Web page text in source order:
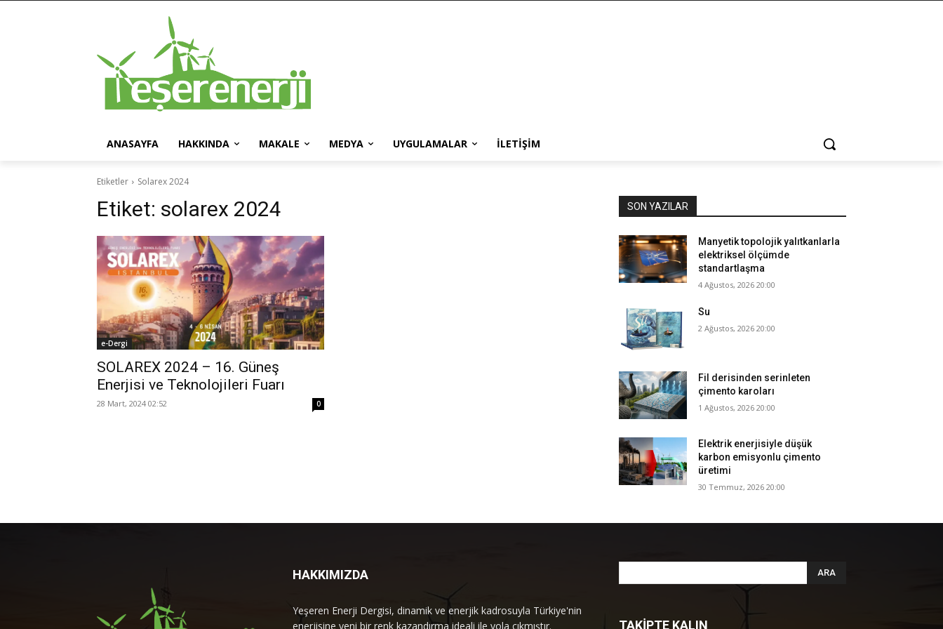
ANASAYFA HAKKINDA MAKALE MEDYA UYGULAMALAR İLETIŞIM
Etiketler Solarex 2024
Etiket: solarex 2024
e-Dergi
SOLAREX 2024 – 16. Güneş
Enerjisi ve Teknolojileri Fuarı
28 Mart, 2024 02:52 0
SON YAZILAR
Manyetik topolojik yalıtkanlarla
elektriksel ölçümde
standartlaşma
4 Ağustos, 2026 20:00
Su
2 Ağustos, 2026 20:00
Fil derisinden serinleten
çimento karoları
1 Ağustos, 2026 20:00
Elektrik enerjisiyle düşük
karbon emisyonlu çimento
üretimi
30 Temmuz, 2026 20:00
HAKKIMIZDA
Yeşeren Enerji Dergisi, dinamik ve enerjik kadrosuyla Türkiye'nin
enerjisine yeni bir renk kazandırma ideali ile yola çıkmıştır.
ARA
TAKİPTE KALIN